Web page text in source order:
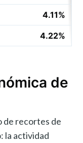
4.11%
4.22%
de
de recortes de
la actividad